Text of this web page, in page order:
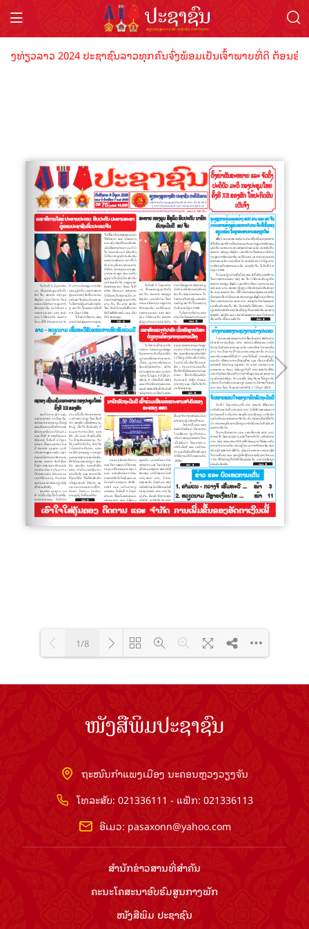
ທ່ຽວລາວ 2024 ປະຊາຊົນລາວທຸກຄົນຈົ່ງພ້ອມເປັນເຈົ້າພາບທີ່ດີ ຕ້ອນຮັ
Loading PDF 100% ...
1/8
ໜັງສືພິມປະຊາຊົນ
ຖະໜົນກຳແພງເມືອງ ນະຄອນຫຼວງວຽງຈັນ
ໂທລະສັບ: 021336111 - ແຟັກ: 021336113
ອີເມວ: pasaxonn@yahoo.com
ສຳ​ນັກ​ຂ່າວ​ສານ​ທີ່​ສຳ​ຄັນ​
ຄະນະໂຄສະນາອົບຮົມ​ສູນ​ກາງ​ພັກ
ໜັງສືພິມ ປະ​ຊາ​ຊົນ